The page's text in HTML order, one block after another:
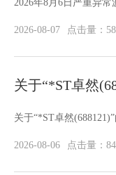
2026年8月6日严重异
2026-08-07 点击量：
关于“*ST卓然
关于“*ST卓然
2026-08-06 点击量：